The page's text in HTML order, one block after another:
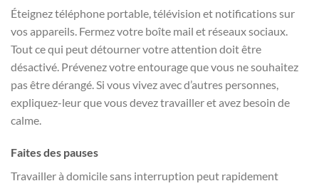
Éteignez téléphone portable, télévision et notifications sur
vos appareils. Fermez votre boîte mail et réseaux sociaux.
Tout ce qui peut détourner votre attention doit être
désactivé. Prévenez votre entourage que vous ne souhaitez
pas être dérangé. Si vous vivez avec d’autres personnes,
expliquez-leur que vous devez travailler et avez besoin de
calme.
Faites des pauses
Travailler à domicile sans interruption peut rapidement